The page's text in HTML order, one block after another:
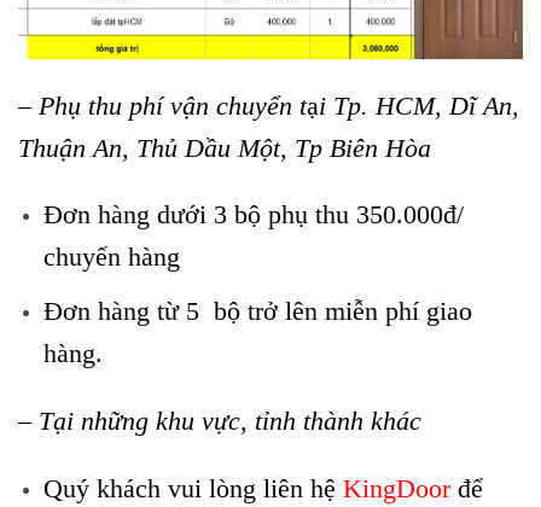
– Phụ thu phí vận chuyển tại Tp. HCM, Dĩ An,
Thuận An, Thủ Dầu Một, Tp Biên Hòa
Đơn hàng dưới 3 bộ phụ thu 350.000đ/
chuyến hàng
Đơn hàng từ 5 bộ trở lên miễn phí giao
hàng.
– Tại những khu vực, tỉnh thành khác
Quý khách vui lòng liên hệ KingDoorđể